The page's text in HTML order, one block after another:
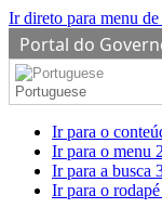
Ir direto para menu
Portal do
Portuguese
Ir para o
Ir para o menu 2
Ir para a busca
Ir para o rodapé